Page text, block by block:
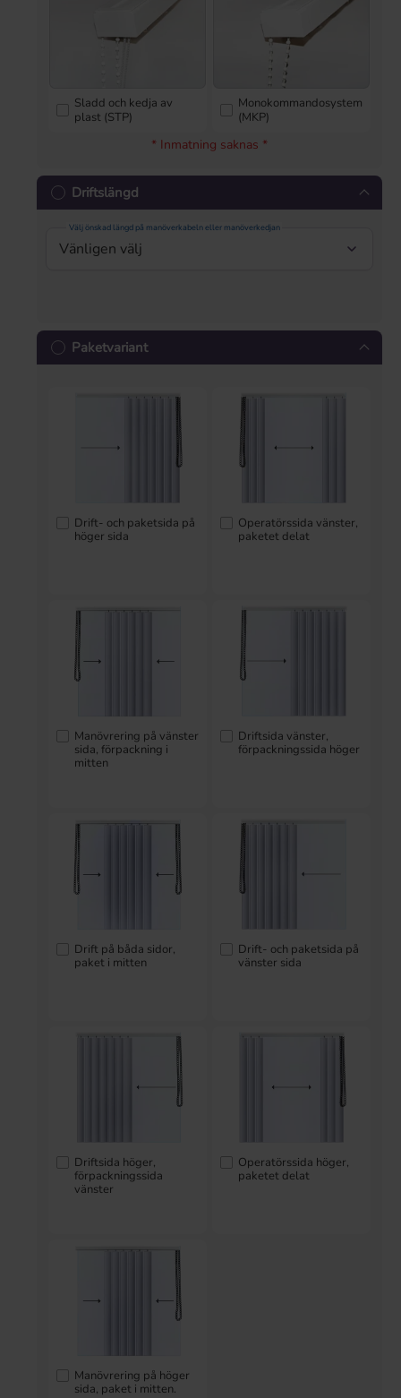
Sladd och kedja av
plast (STP)
Monokommandosystem
(MKP)
* Inmatning saknas *
Driftslängd
Välj önskad längd på manöverkabeln eller manöverkedjan
Paketvariant
Drift- och paketsida på
höger sida
Operatörssida vänster,
paketet delat
Manövrering på vänster
sida, förpackning i
mitten
Driftsida vänster,
förpackningssida höger
Drift på båda sidor,
paket i mitten
Drift- och paketsida på
vänster sida
Driftsida höger,
förpackningssida
vänster
Operatörssida höger,
paketet delat
Manövrering på höger
sida, paket i mitten.